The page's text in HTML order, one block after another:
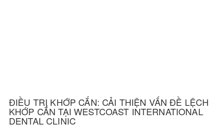
ĐIỀU TRỊ KHỚP CẮN: CẢI THIỆN VẤN ĐỀ LỆCH
KHỚP CẮN TẠI WESTCOAST INTERNATIONAL
DENTAL CLINIC